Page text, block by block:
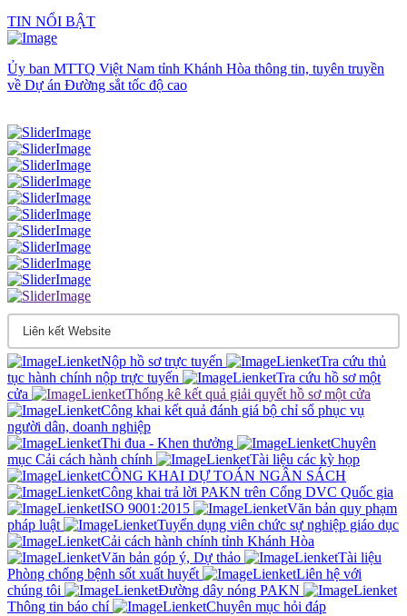
TIN NỔI BẬT
Ủy ban MTTQ Việt Nam tỉnh Khánh Hòa thông tin, tuyên truyền
về Dự án Đường sắt tốc độ cao
Nộp hồ sơ trực tuyến
Tra cứu thủ
tục hành chính nộp trực tuyến
Tra cứu hồ sơ một
cửa
Thống kê kết quả giải quyết hồ sơ một cửa
Công khai kết quả đánh giá bộ chỉ sổ phục vụ
người dân, doanh nghiệp
Thi đua - Khen thưởng
Chuyên
mục Cải cách hành chính
Tài liệu các kỳ họp
CÔNG KHAI DỰ TOÁN NGÂN SÁCH
Công khai trả lời PAKN trên Cổng DVC Quốc gia
ISO 9001:2015
Văn bản quy phạm
pháp luật
Tuyển dụng viên chức sự nghiệp giáo dục
Cải cách hành chính tỉnh Khánh Hòa
Văn bản góp ý, Dự thảo
Tài liệu
Phòng chống bệnh sốt xuất huyết
Liên hệ với
chúng tôi
Đường dây nóng PAKN
Thông tin báo chí
Chuyên mục hỏi đáp